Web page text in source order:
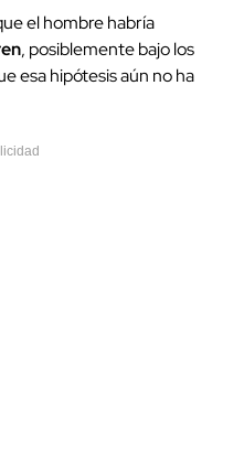
el hombre habría
, posiblemente bajo los
esa hipótesis aún no ha